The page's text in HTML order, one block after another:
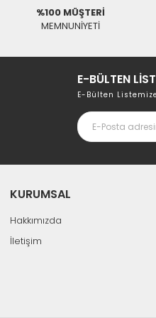
130,53 TL
%100 MÜŞTERİ
MEMNUNİYETİ
E-BÜLTEN
E-Bülten
KURUMSAL
Hakkımızda
İletişim